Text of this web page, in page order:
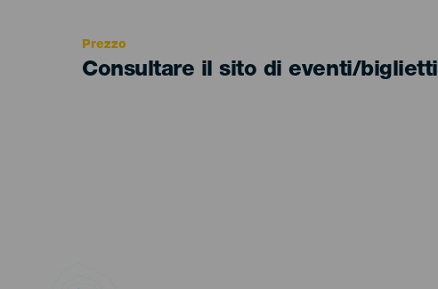
Prezzo
Consultare il sito di eventi/biglietti